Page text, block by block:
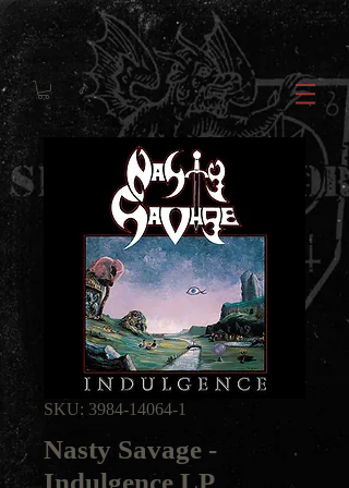
SKU: 3984-14064-1
Nasty Savage -
Indulgence LP